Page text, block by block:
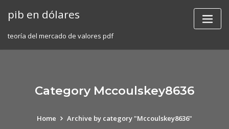
pib en dólares
teoría del mercado de valores pdf
Category Mccoulskey8636
Home Archive by category "Mccoulskey8636"